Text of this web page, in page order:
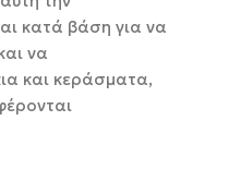
κατά βάση για να
να
και κεράσματα,